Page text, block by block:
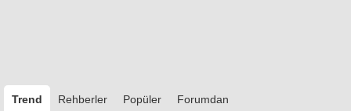
Trend Rehberler Popüler Forumdan